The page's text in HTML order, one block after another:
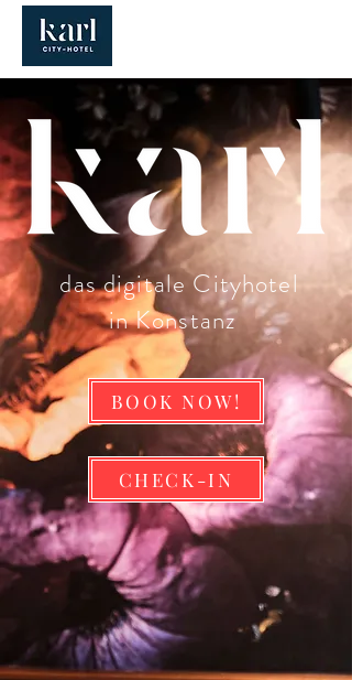
das digitale Cityhotel
in Konstanz
BOOK NOW!
CHECK-IN